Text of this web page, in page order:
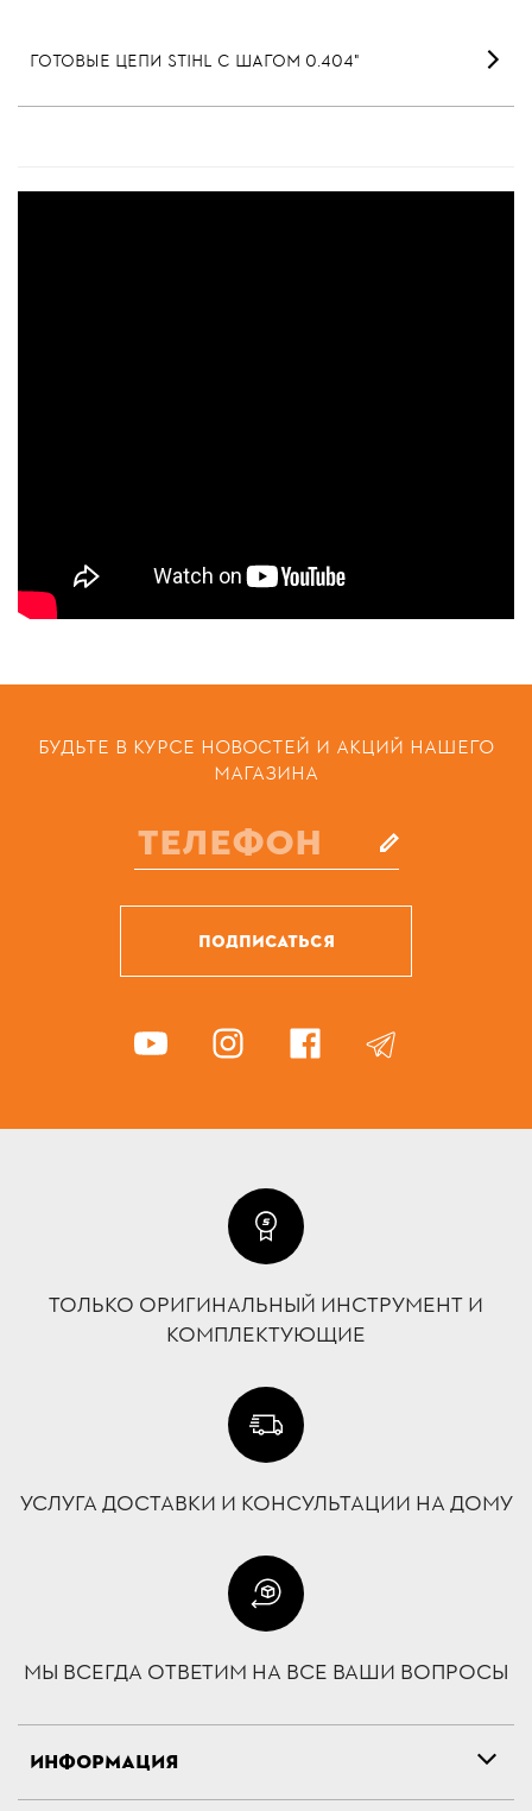
ГОТОВЫЕ ЦЕПИ STIHL С ШАГОМ 0.404"
БУДЬТЕ В КУРСЕ НОВОСТЕЙ И АКЦИЙ НАШЕГО
МАГАЗИНА
ПОДПИСАТЬСЯ
ТОЛЬКО ОРИГИНАЛЬНЫЙ ИНСТРУМЕНТ И
КОМПЛЕКТУЮЩИЕ
УСЛУГА ДОСТАВКИ И КОНСУЛЬТАЦИИ НА ДОМУ
МЫ ВСЕГДА ОТВЕТИМ НА ВСЕ ВАШИ ВОПРОСЫ
ИНФОРМАЦИЯ